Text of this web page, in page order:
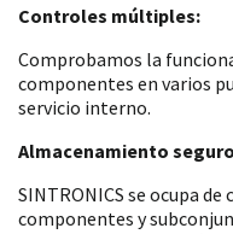
Controles múltiples:
Comprobamos la
componentes en varios
servicio interno.
Almacenamiento
SINTRONICS se ocupa
componentes y